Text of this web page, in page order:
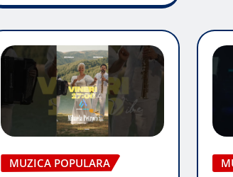
MUZICA POPULARA